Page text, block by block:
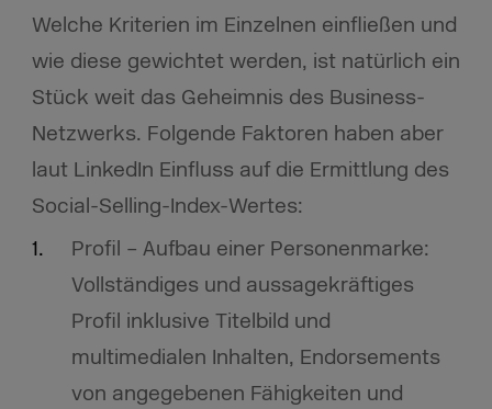
Welche Kriterien im Einzelnen einfließen und
wie diese gewichtet werden, ist natürlich ein
Stück weit das Geheimnis des Business-
Netzwerks. Folgende Faktoren haben aber
laut LinkedIn Einfluss auf die Ermittlung des
Social-Selling-Index-Wertes:
Profil – Aufbau einer Personenmarke:
Vollständiges und aussagekräftiges
Profil inklusive Titelbild und
multimedialen Inhalten, Endorsements
von angegebenen Fähigkeiten und